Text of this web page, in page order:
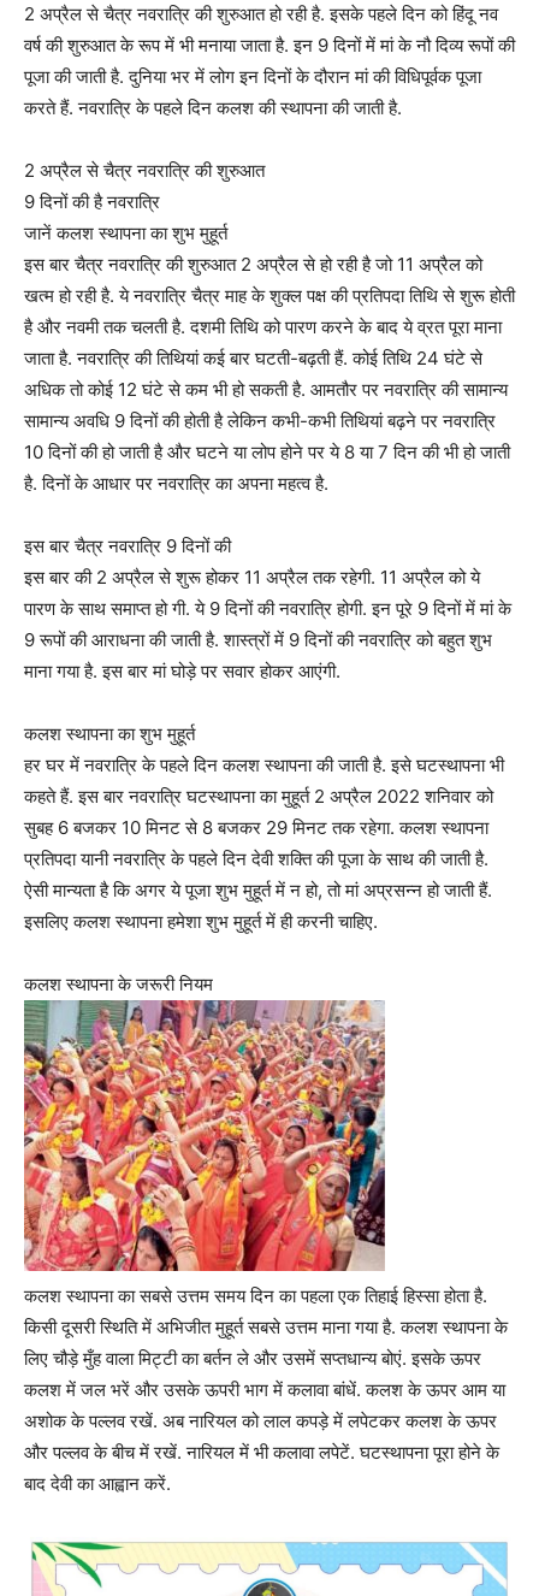
2 अप्रैल से चैत्र नवरात्रि की शुरुआत हो रही है. इसके पहले दिन को हिंदू नव
वर्ष की शुरुआत के रूप में भी मनाया जाता है. इन 9 दिनों में मां के नौ दिव्य रूपों की
पूजा की जाती है. दुनिया भर में लोग इन दिनों के दौरान मां की विधिपूर्वक पूजा
करते हैं. नवरात्रि के पहले दिन कलश की स्थापना की जाती है.
2 अप्रैल से चैत्र नवरात्रि की शुरुआत
9 दिनों की है नवरात्रि
जानें कलश स्थापना का शुभ मुहूर्त
इस बार चैत्र नवरात्रि की शुरुआत 2 अप्रैल से हो रही है जो 11 अप्रैल को
खत्म हो रही है. ये नवरात्रि चैत्र माह के शुक्ल पक्ष की प्रतिपदा तिथि से शुरू होती
है और नवमी तक चलती है. दशमी तिथि को पारण करने के बाद ये व्रत पूरा माना
जाता है. नवरात्रि की तिथियां कई बार घटती-बढ़ती हैं. कोई तिथि 24 घंटे से
अधिक तो कोई 12 घंटे से कम भी हो सकती है. आमतौर पर नवरात्रि की सामान्य
सामान्य अवधि 9 दिनों की होती है लेकिन कभी-कभी तिथियां बढ़ने पर नवरात्रि
10 दिनों की हो जाती है और घटने या लोप होने पर ये 8 या 7 दिन की भी हो जाती
है. दिनों के आधार पर नवरात्रि का अपना महत्व है.
इस बार चैत्र नवरात्रि 9 दिनों की
इस बार की 2 अप्रैल से शुरू होकर 11 अप्रैल तक रहेगी. 11 अप्रैल को ये
पारण के साथ समाप्त हो गी. ये 9 दिनों की नवरात्रि होगी. इन पूरे 9 दिनों में मां के
9 रूपों की आराधना की जाती है. शास्त्रों में 9 दिनों की नवरात्रि को बहुत शुभ
माना गया है. इस बार मां घोड़े पर सवार होकर आएंगी.
कलश स्थापना का शुभ मुहूर्त
हर घर में नवरात्रि के पहले दिन कलश स्थापना की जाती है. इसे घटस्थापना भी
कहते हैं. इस बार नवरात्रि घटस्थापना का मुहूर्त 2 अप्रैल 2022 शनिवार को
सुबह 6 बजकर 10 मिनट से 8 बजकर 29 मिनट तक रहेगा. कलश स्थापना
प्रतिपदा यानी नवरात्रि के पहले दिन देवी शक्ति की पूजा के साथ की जाती है.
ऐसी मान्यता है कि अगर ये पूजा शुभ मुहूर्त में न हो, तो मां अप्रसन्न हो जाती हैं.
इसलिए कलश स्थापना हमेशा शुभ मुहूर्त में ही करनी चाहिए.
कलश स्थापना के जरूरी नियम
कलश स्थापना का सबसे उत्तम समय दिन का पहला एक तिहाई हिस्सा होता है.
किसी दूसरी स्थिति में अभिजीत मुहूर्त सबसे उत्तम माना गया है. कलश स्थापना के
लिए चौड़े मुँह वाला मिट्टी का बर्तन ले और उसमें सप्तधान्य बोएं. इसके ऊपर
कलश में जल भरें और उसके ऊपरी भाग में कलावा बांधें. कलश के ऊपर आम या
अशोक के पल्लव रखें. अब नारियल को लाल कपड़े में लपेटकर कलश के ऊपर
और पल्लव के बीच में रखें. नारियल में भी कलावा लपेटें. घटस्थापना पूरा होने के
बाद देवी का आह्वान करें.